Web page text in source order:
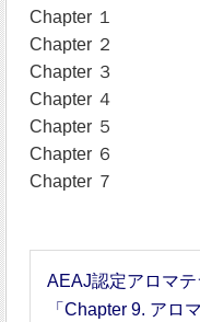
Chapter １
Chapter ２
Chapter ３
Chapter ４
Chapter ５
Chapter ６
Chapter ７
AEAJ認定アロマ
「Chapter 9. アロ